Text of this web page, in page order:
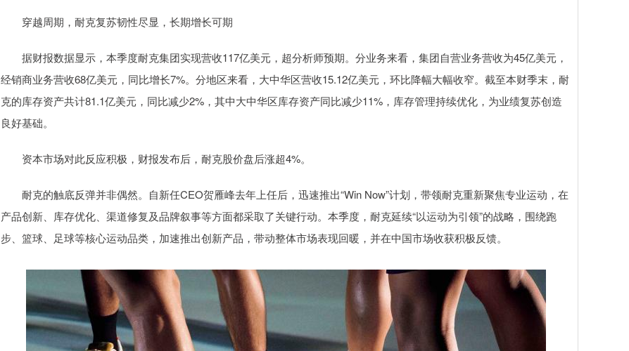
穿越周期，耐克复苏韧性尽显，长期增长可期
据财报数据显示，本季度耐克集团实现营收117亿美元，超分析师预期。分业务来看，集团自营业务营收为45亿美元，
经销商业务营收68亿美元，同比增长7%。分地区来看，大中华区营收15.12亿美元，环比降幅大幅收窄。截至本财季末，耐
克的库存资产共计81.1亿美元，同比减少2%，其中大中华区库存资产同比减少11%，库存管理持续优化，为业绩复苏创造
良好基础。
资本市场对此反应积极，财报发布后，耐克股价盘后涨超4%。
耐克的触底反弹并非偶然。自新任CEO贺雁峰去年上任后，迅速推出“Win Now”计划，带领耐克重新聚焦专业运动，在
产品创新、库存优化、渠道修复及品牌叙事等方面都采取了关键行动。本季度，耐克延续“以运动为引领”的战略，围绕跑
步、篮球、足球等核心运动品类，加速推出创新产品，带动整体市场表现回暖，并在中国市场收获积极反馈。